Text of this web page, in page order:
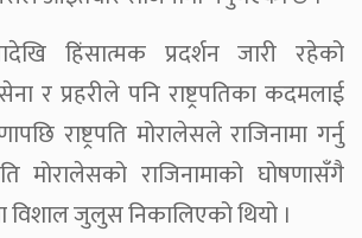
हिंसात्मक प्रदर्शन जारी रहेको
र प्रहरीले पनि राष्ट्रपतिका कदमलाई
राष्ट्रपति मोरालेसले राजिनामा गर्नु
मोरालेसको राजिनामाको घोषणासँगै
विशाल जुलुस निकालिएको थियो ।